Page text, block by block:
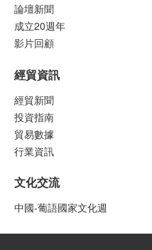
論壇新聞
成立20週年
影片回顧
經貿資訊
經貿新聞
投資指南
貿易數據
行業資訊
文化交流
中國-葡語國家文化週